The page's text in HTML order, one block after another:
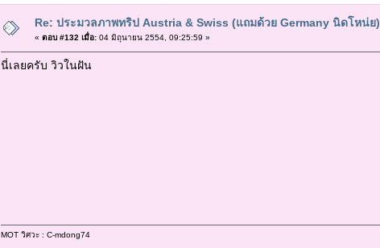
Re: ประมวลภาพทริป Austria & Swiss (แถมด้วย Germany นิดโหน่ย)
« ตอบ #132 เมื่อ:04 มิถุนายน 2554, 09:25:59 »
นี่เลยครับ วิวในฝัน
MOT วิศวะ : C-mdong74